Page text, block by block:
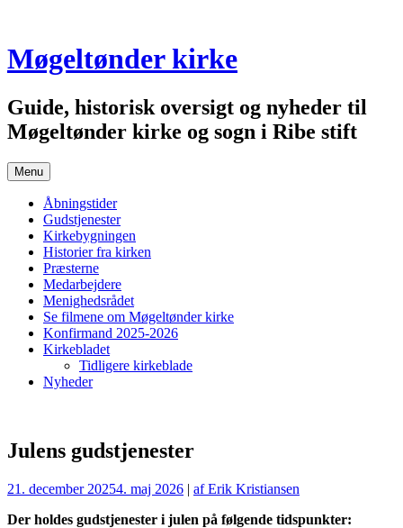
content
Møgeltønder kirke
Guide, historisk oversigt og nyheder til
Møgeltønder kirke og sogn i Ribe stift
Menu
Åbningstider
Gudstjenester
Kirkebygningen
Historier fra kirken
Præsterne
Medarbejdere
Menighedsrådet
Se filmene om Møgeltønder kirke
Konfirmand 2025-2026
Kirkebladet
Tidligere kirkeblade
Nyheder
Julens gudstjenester
21. december 20254. maj 2026 | af Erik Kristiansen
Der holdes gudstjenester i julen på følgende tidspunkter: